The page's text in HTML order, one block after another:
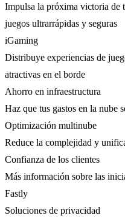
Impulsa la próxima victoria de
juegos ultrarrápidas y seguras
iGaming
Distribuye experiencias de
atractivas en el borde
Ahorro en infraestructura
Haz que tus gastos en la nube
Optimización multinube
Reduce la complejidad y
Confianza de los clientes
Más información sobre las
Fastly
Soluciones de privacidad